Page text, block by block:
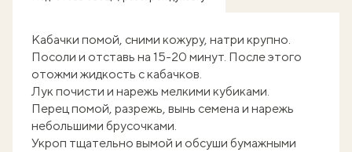
Кабачки помой, сними кожуру, натри крупно.
Посоли и отставь на 15-20 минут. После этого
отожми жидкость с кабачков.
Лук почисти и нарежь мелкими кубиками.
Перец помой, разрежь, вынь семена и нарежь
небольшими брусочками.
Укроп тщательно вымой и обсуши бумажными